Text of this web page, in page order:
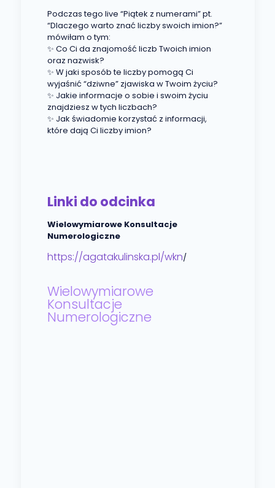
Podczas tego live “Piątek z numerami” pt.
“Dlaczego warto znać liczby swoich imion?”
mówiłam o tym:
✨ Co Ci da znajomość liczb Twoich imion
oraz nazwisk?
✨ W jaki sposób te liczby pomogą Ci
wyjaśnić “dziwne” zjawiska w Twoim życiu?
✨ Jakie informacje o sobie i swoim życiu
znajdziesz w tych liczbach?
✨ Jak świadomie korzystać z informacji,
które dają Ci liczby imion?
Linki do odcinka
Wielowymiarowe Konsultacje
Numerologiczne
https://agatakulinska.pl/wkn/
Wielowymiarowe
Konsultacje
Numerologiczne